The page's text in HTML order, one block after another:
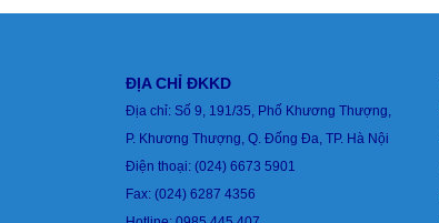
ĐỊA CHỈ ĐKKD
Địa chỉ: Số 9, 191/35, Phố Khương Thượng,
P. Khương Thượng, Q. Đống Đa, TP. Hà Nội
Điện thoại: (024) 6673 5901
Fax: (024) 6287 4356